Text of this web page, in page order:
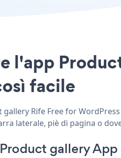
l'app
facile
gallery Rife Free for
laterale, piè di pagina o
gallery